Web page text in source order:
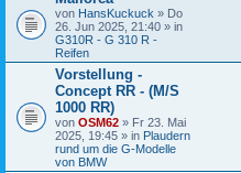
von HansKuckuck » Do
26. Jun 2025, 21:40 » in
G310R - G 310 R -
Reifen
Vorstellung -
Concept RR - (M/S
1000 RR)
von OSM62 » Fr 23. Mai
2025, 19:45 » in Plaudern
rund um die G-Modelle
von BMW